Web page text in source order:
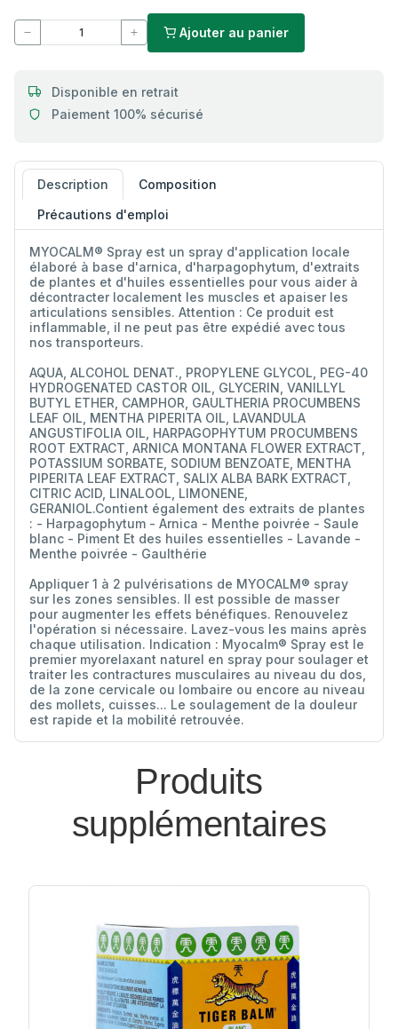
Ajouter au panier
Disponible en retrait
Paiement 100% sécurisé
Description
Composition
Précautions d'emploi
MYOCALM® Spray est un spray d'application locale
élaboré à base d'arnica, d'harpagophytum, d'extraits
de plantes et d'huiles essentielles pour vous aider à
décontracter localement les muscles et apaiser les
articulations sensibles. Attention : Ce produit est
inflammable, il ne peut pas être expédié avec tous
nos transporteurs.
AQUA, ALCOHOL DENAT., PROPYLENE GLYCOL, PEG-40
HYDROGENATED CASTOR OIL, GLYCERIN, VANILLYL
BUTYL ETHER, CAMPHOR, GAULTHERIA PROCUMBENS
LEAF OIL, MENTHA PIPERITA OIL, LAVANDULA
ANGUSTIFOLIA OIL, HARPAGOPHYTUM PROCUMBENS
ROOT EXTRACT, ARNICA MONTANA FLOWER EXTRACT,
POTASSIUM SORBATE, SODIUM BENZOATE, MENTHA
PIPERITA LEAF EXTRACT, SALIX ALBA BARK EXTRACT,
CITRIC ACID, LINALOOL, LIMONENE,
GERANIOL.Contient également des extraits de plantes
: - Harpagophytum - Arnica - Menthe poivrée - Saule
blanc - Piment Et des huiles essentielles - Lavande -
Menthe poivrée - Gaulthérie
Appliquer 1 à 2 pulvérisations de MYOCALM® spray
sur les zones sensibles. Il est possible de masser
pour augmenter les effets bénéfiques. Renouvelez
l'opération si nécessaire. Lavez-vous les mains après
chaque utilisation. Indication : Myocalm® Spray est le
premier myorelaxant naturel en spray pour soulager et
traiter les contractures musculaires au niveau du dos,
de la zone cervicale ou lombaire ou encore au niveau
des mollets, cuisses... Le soulagement de la douleur
est rapide et la mobilité retrouvée.
Produits
supplémentaires